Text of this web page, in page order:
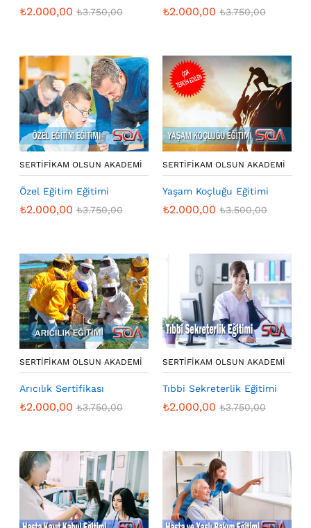
₺2.000,00 ₺3.750,00 ₺2.000,00 ₺3.750,00
SERTIFIKAM OLSUN AKADEMI
Özel Eğitim Eğitimi
₺2.000,00 ₺3.750,00
SERTIFIKAM OLSUN AKADEMI
Yaşam Koçluğu Eğitimi
₺2.000,00 ₺3.500,00
SERTIFIKAM OLSUN AKADEMI
Arıcılık Sertifikası
₺2.000,00 ₺3.750,00
SERTIFIKAM OLSUN AKADEMI
Tıbbi Sekreterlik Eğitimi
₺2.000,00 ₺3.750,00